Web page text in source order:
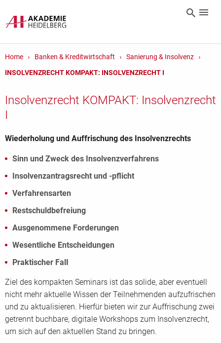
Home Banken & Kreditwirtschaft
Sanierung & Insolvenz
INSOLVENZRECHT KOMPAKT: INSOLVENZRECHT I
Insolvenzrecht KOMPAKT: Insolvenzrecht
I
Wiederholung und Auffrischung des Insolvenzrechts
Sinn und Zweck des Insolvenzverfahrens
Insolvenzantragsrecht und -pflicht
Verfahrensarten
Restschuldbefreiung
Ausgenommene Forderungen
Wesentliche Entscheidungen
Praktischer FalI
Ziel des kompakten Seminars ist das solide, aber eventuell
nicht mehr aktuelle Wissen der Teilnehmenden aufzufrischen
und zu aktualisieren. Hierfür bieten wir zur Auffrischung zwei
getrennt buchbare, digitale Workshops zum Insolvenzrecht,
um sich auf den aktuellen Stand zu bringen.